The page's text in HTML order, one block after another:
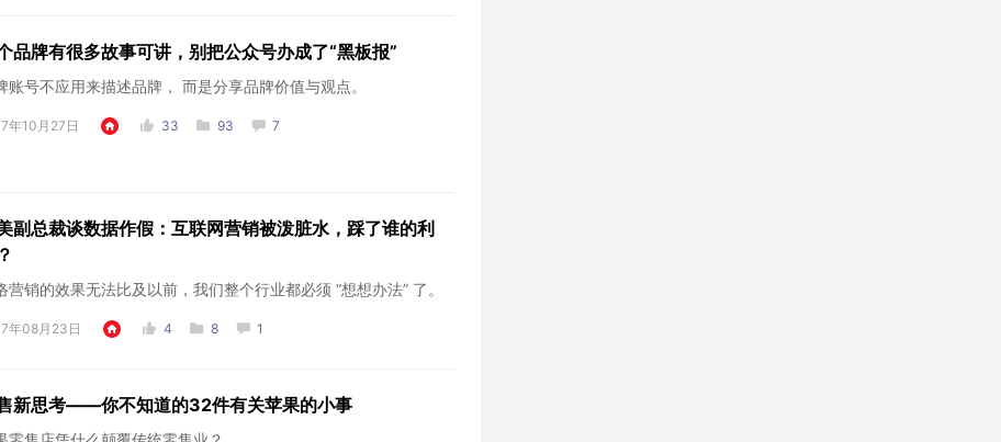
品牌有很多故事可讲，别把公众号办成了“黑板报”
账号不应用来描述品牌， 而是分享品牌价值与观点。
年10月27日 33 93 7
副总裁谈数据作假：互联网营销被泼脏水，踩了谁的利
营销的效果无法比及以前，我们整个行业都必须 “想想办法” 了。
年08月23日 4 8 1
新思考——你不知道的32件有关苹果的小事